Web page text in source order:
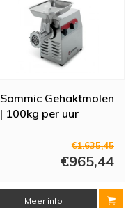
Sammic Gehaktmolen
| 100kg per uur
€1.635,45
€965,44
Meer info